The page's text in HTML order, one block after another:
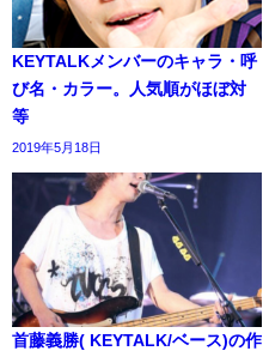
KEYTALKメンバーのキャラ・呼
び名・カラー。人気順がほぼ対
等
2019年5月18日
首藤義勝( KEYTALK/ベース)の作